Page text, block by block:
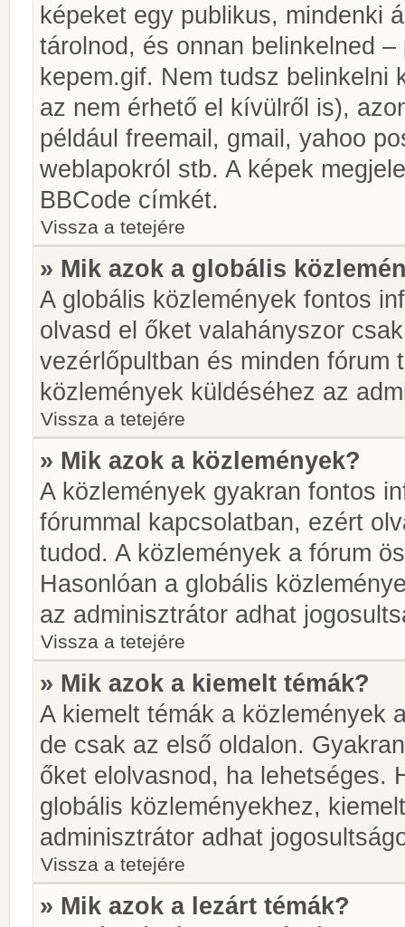
képeket egy publikus, mindenki
tárolnod, és onnan belinkelned
kepem.gif. Nem tudsz belinkelni
az nem érhető el kívülről is),
például freemail, gmail, yahoo
weblapokról stb. A képek
BBCode címkét.
Vissza a tetejére
» Mik azok a globális
A globális közlemények fontos
olvasd el őket valahányszor
vezérlőpultban és minden fórum
közlemények küldéséhez az
Vissza a tetejére
» Mik azok a közlemények?
A közlemények gyakran fontos
fórummal kapcsolatban, ezért
tudod. A közlemények a fórum
Hasonlóan a globális
az adminisztrátor adhat
Vissza a tetejére
» Mik azok a kiemelt témák?
A kiemelt témák a közlemények
de csak az első oldalon.
őket elolvasnod, ha lehetséges.
globális közleményekhez,
adminisztrátor adhat
Vissza a tetejére
» Mik azok a lezárt témák?